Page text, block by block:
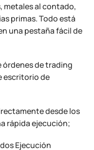
metales al contado,
primas. Todo está
una pestaña fácil de
órdenes de trading
escritorio de
desde los
rápida ejecución;
Ejecución